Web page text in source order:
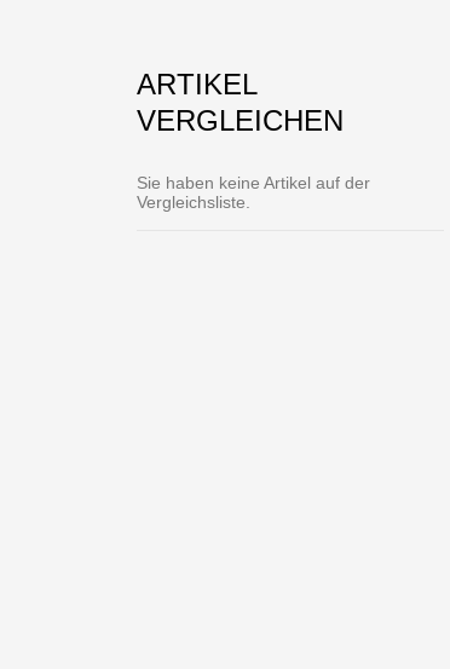
ARTIKEL
VERGLEICHEN
Sie haben keine Artikel auf der
Vergleichsliste.